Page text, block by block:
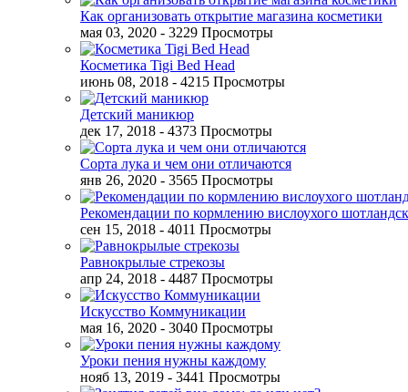
Как организовать открытие магазина косметики
мая 03, 2020 - 3229 Просмотры
Косметика Tigi Bed Head
июнь 08, 2018 - 4215 Просмотры
Детский маникюр
дек 17, 2018 - 4373 Просмотры
Сорта лука и чем они отличаются
янв 26, 2020 - 3565 Просмотры
Рекомендации по кормлению вислоухого
сен 15, 2018 - 4011 Просмотры
Равнокрылые стрекозы
апр 24, 2018 - 4487 Просмотры
Искусство Коммуникации
мая 16, 2020 - 3040 Просмотры
Уроки пения нужны каждому
нояб 13, 2019 - 3441 Просмотры